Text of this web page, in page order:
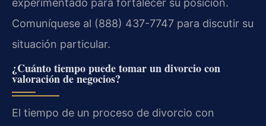
Comuníquese al (888) 437-7747 para discutir su
situación particular.
¿Cuánto tiempo puede tomar un divorcio con
valoración de negocios?
El tiempo de un proceso de divorcio con